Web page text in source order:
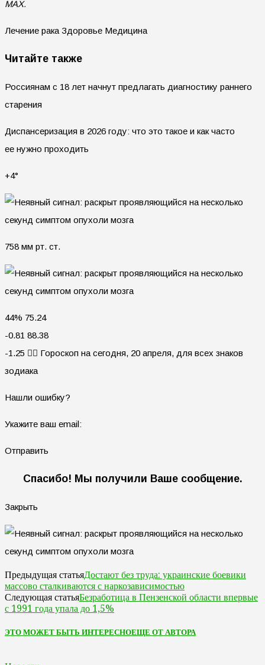
MAX.
Лечение рака Здоровье Медицина
Читайте также
Россиянам с 18 лет начнут предлагать диагностику раннего
старения
Диспансеризация в 2026 году: что это такое и как часто
ее нужно проходить
+4°
758 мм рт. ст.
44% 75.24
-0.81 88.38
-1.25 🧙‍♀ Гороскоп на сегодня, 20 апреля, для всех знаков
зодиака
Нашли ошибку?
Укажите ваш email:
Отправить
Спасибо! Мы получили Ваше сообщение.
Закрыть
Предыдущая статьяДостают без труда: украинские боевики
массово сталкиваются с наркозависимостью
Следующая статьяБезработица в Пензенской области впервые
с 1991 года упала до 1,5%
ЭТО МОЖЕТ БЫТЬ ИНТЕРЕСНОЕЩЕ ОТ АВТОРА